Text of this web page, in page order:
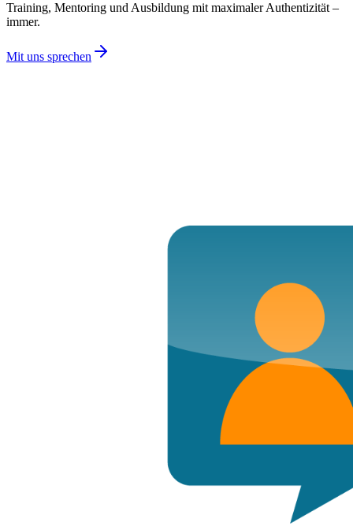
Training, Mentoring und Ausbildung mit maximaler Authentizität –
immer.
Mit uns sprechen